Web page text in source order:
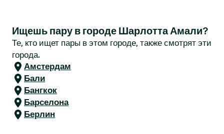
Ищешь пару в городе Шарлотта Амали?
Те, кто ищет пары в этом городе, также смотрят эти
города.
Амстердам
Бали
Бангкок
Барселона
Берлин